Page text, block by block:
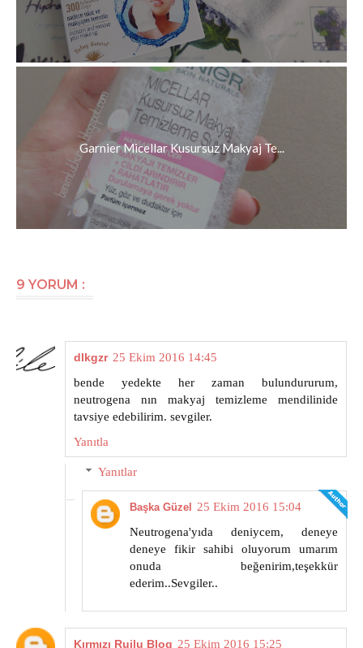
Garnier Micellar Kusursuz Makyaj Te...
9 YORUM :
dlkgzr 25 Ekim 2016 14:45
bende yedekte her zaman bulundururum,
neutrogena nın makyaj temizleme mendilinide
tavsiye edebilirim. sevgiler.
Yanıtla
Yanıtlar
Başka Güzel
25 Ekim 2016 15:04
Neutrogena'yıda deniycem, deneye
deneye fikir sahibi oluyorum umarım
onuda beğenirim,teşekkür
ederim..Sevgiler..
Kırmızı Rujlu Blog 25 Ekim 2016 15:25